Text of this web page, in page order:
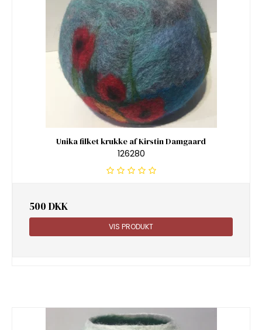
Unika filket krukke af Kirstin Damgaard
126280
500 DKK
VIS PRODUKT